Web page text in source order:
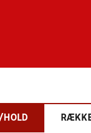
HOLD